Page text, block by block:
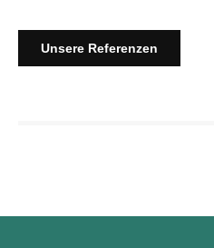
Unsere Referenzen